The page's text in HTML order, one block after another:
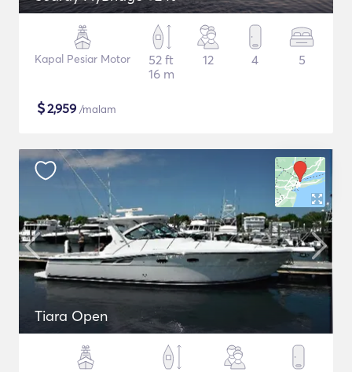
Kapal Pesiar Motor
52 ft
16 m
12 4 5
$2,959 /malam
Tiara Open